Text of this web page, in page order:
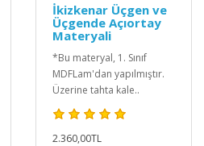
İkizkenar Üçgen ve
Üçgende Açıortay
Materyali
*Bu materyal, 1. Sınıf
MDFLam'dan yapılmıştır.
Üzerine tahta kale..
2.360,00TL